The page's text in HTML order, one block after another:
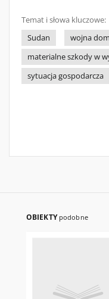
Temat i słowa kluczowe:
Sudan
wojna
materialne szkody w
sytuacja gospodarcza
OBIEKTY podobne